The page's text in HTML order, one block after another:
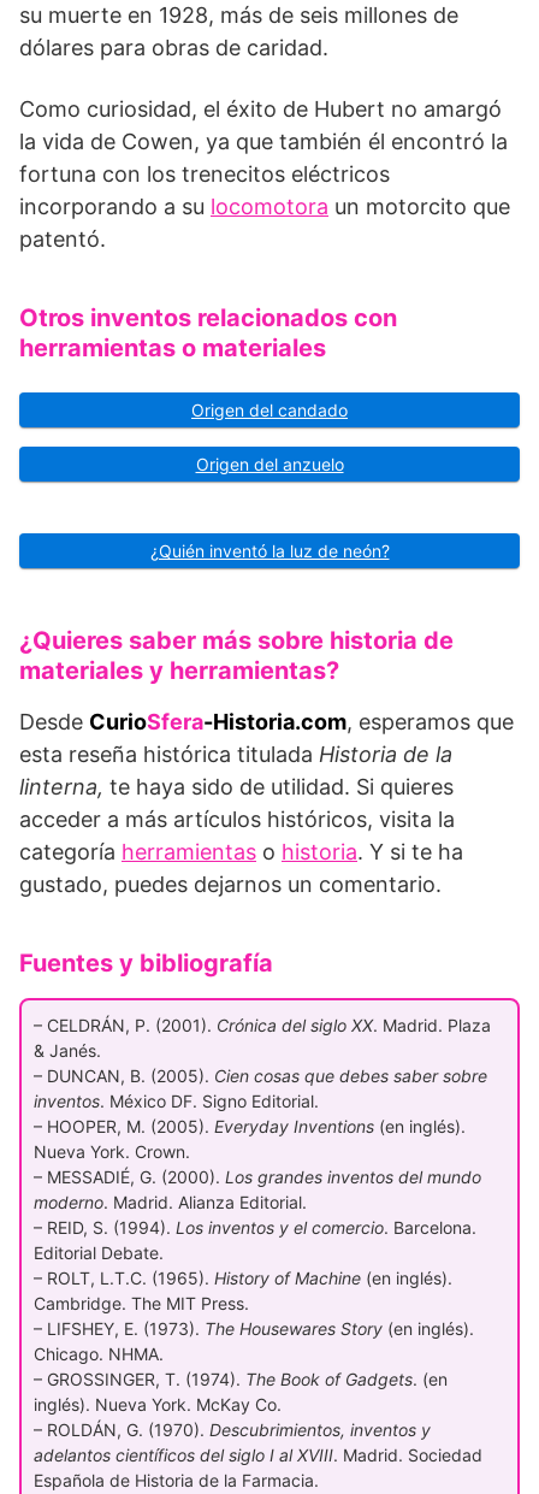
su muerte en 1928, más de seis millones de
dólares para obras de caridad.
Como curiosidad, el éxito de Hubert no amargó
la vida de Cowen, ya que también él encontró la
fortuna con los trenecitos eléctricos
incorporando a su locomotora un motorcito que
patentó.
Otros inventos relacionados con
herramientas o materiales
Origen del candado
Origen del anzuelo
¿Quién inventó la luz de neón?
¿Quieres saber más sobre historia de
materiales y herramientas?
Desde CurioSfera-Historia.com, esperamos que
esta reseña histórica titulada Historia de la
linterna, te haya sido de utilidad. Si quieres
acceder a más artículos históricos, visita la
categoría herramientas o historia. Y si te ha
gustado, puedes dejarnos un comentario.
Fuentes y bibliografía
– CELDRÁN, P. (2001). Crónica del siglo XX. Madrid. Plaza
& Janés.
– DUNCAN, B. (2005). Cien cosas que debes saber sobre
inventos. México DF. Signo Editorial.
– HOOPER, M. (2005). Everyday Inventions (en inglés).
Nueva York. Crown.
– MESSADIÉ, G. (2000). Los grandes inventos del mundo
moderno. Madrid. Alianza Editorial.
– REID, S. (1994). Los inventos y el comercio. Barcelona.
Editorial Debate.
– ROLT, L.T.C. (1965). History of Machine (en inglés).
Cambridge. The MIT Press.
– LIFSHEY, E. (1973). The Housewares Story (en inglés).
Chicago. NHMA.
– GROSSINGER, T. (1974). The Book of Gadgets. (en
inglés). Nueva York. McKay Co.
– ROLDÁN, G. (1970). Descubrimientos, inventos y
adelantos científicos del siglo I al XVIII. Madrid. Sociedad
Española de Historia de la Farmacia.